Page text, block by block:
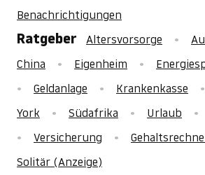
Benachrichtigungen
Ratgeber Altersvorsorge
China
Eigenheim
Geldanlage
Krankenkasse
York
Südafrika Urlaub
Versicherung
Solitär (Anzeige)